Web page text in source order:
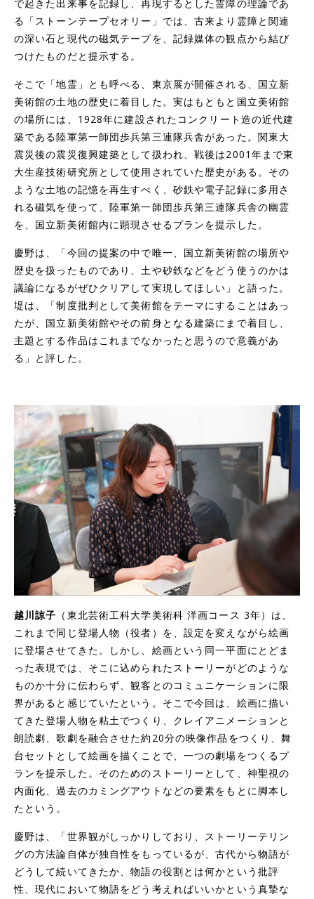
で起きた出来事を記録し、再現するとした霊障の理論であ
る「ストーンテープセオリー」では、古来より霊障と関連
の深い石と現代の磁気テープを、記録媒体の観点から結び
つけたものだと提示する。
そこで「地霊」とも呼べる、東京展が開催される、国立新
美術館の土地の歴史に着目した。実はもともと国立美術館
の場所には、1928年に建設されたコンクリート造の近代建
築である陸軍第一師団歩兵第三連隊兵舎があった。関東大
震災後の震災復興建築として扱われ、戦後は2001年まで東
大生産技術研究所として使用されていた歴史がある。その
ような土地の記憶を再生すべく、砂鉄や電子記録に多用さ
れる磁気を使って、陸軍第一師団歩兵第三連隊兵舎の幽霊
を、国立新美術館内に顕現させるプランを提示した。
慶野は、「今回の提案の中で唯一、国立新美術館の場所や
歴史を扱ったものであり、土や砂鉄などをどう使うのかは
議論になるがぜひクリアして実現してほしい」と語った。
堤は、「制度批判として美術館をテーマにすることはあっ
たが、国立新美術館やその前身となる建築にまで着目し、
主題とする作品はこれまでなかったと思うので意義があ
る」と評した。
越川諒子 （東北芸術工科大学美術科 洋画コース 3年）は、
これまで同じ登場人物（役者）を、設定を変えながら絵画
に登場させてきた。しかし、絵画という同一平面にとどま
った表現では、そこに込められたストーリーがどのような
ものか十分に伝わらず、観客とのコミュニケーションに限
界があると感じていたという。そこで今回は、絵画に描い
てきた登場人物を粘土でつくり、クレイアニメーションと
朗読劇、歌劇を融合させた約20分の映像作品をつくり、舞
台セットとして絵画を描くことで、一つの劇場をつくるプ
ランを提示した。そのためのストーリーとして、神聖視の
内面化、過去のカミングアウトなどの要素をもとに脚本し
たという。
慶野は、「世界観がしっかりしており、ストーリーテリン
グの方法論自体が独自性をもっているが、古代から物語が
どうして続いてきたか、物語の役割とは何かという批評
性、現代において物語をどう考えればいいかという真摯な